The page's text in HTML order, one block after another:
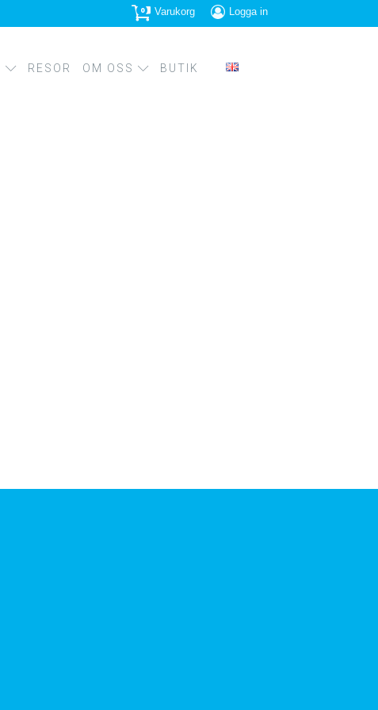
0 Varukorg Logga in
RESOR OM OSS BUTIK